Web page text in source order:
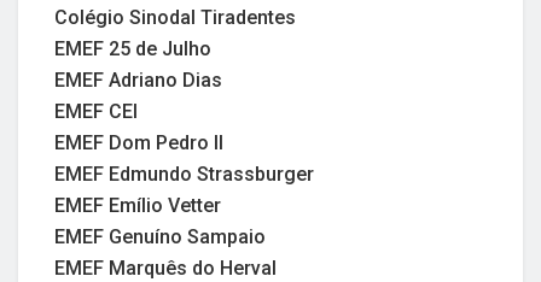
Colégio Sinodal Tiradentes
EMEF 25 de Julho
EMEF Adriano Dias
EMEF CEI
EMEF Dom Pedro II
EMEF Edmundo Strassburger
EMEF Emílio Vetter
EMEF Genuíno Sampaio
EMEF Marquês do Herval